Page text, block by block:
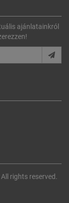
ajánlatainkról
rights reserved.